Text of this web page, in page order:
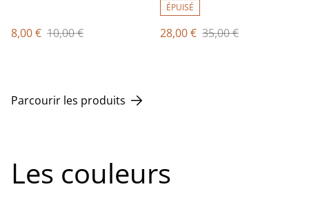
8,00 € 10,00 €
ÉPUISÉ
28,00 € 35,00 €
Parcourir les produits
Les couleurs